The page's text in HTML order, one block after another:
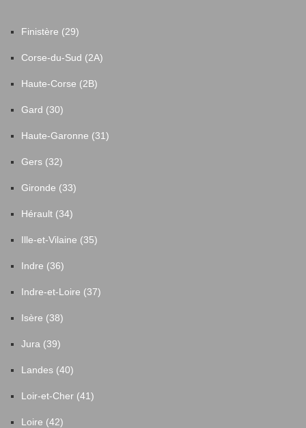
Finistère (29)
Corse-du-Sud (2A)
Haute-Corse (2B)
Gard (30)
Haute-Garonne (31)
Gers (32)
Gironde (33)
Hérault (34)
Ille-et-Vilaine (35)
Indre (36)
Indre-et-Loire (37)
Isère (38)
Jura (39)
Landes (40)
Loir-et-Cher (41)
Loire (42)